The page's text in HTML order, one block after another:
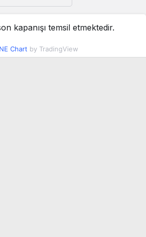
kapanışı temsil etmektedir.
Chart by TradingView